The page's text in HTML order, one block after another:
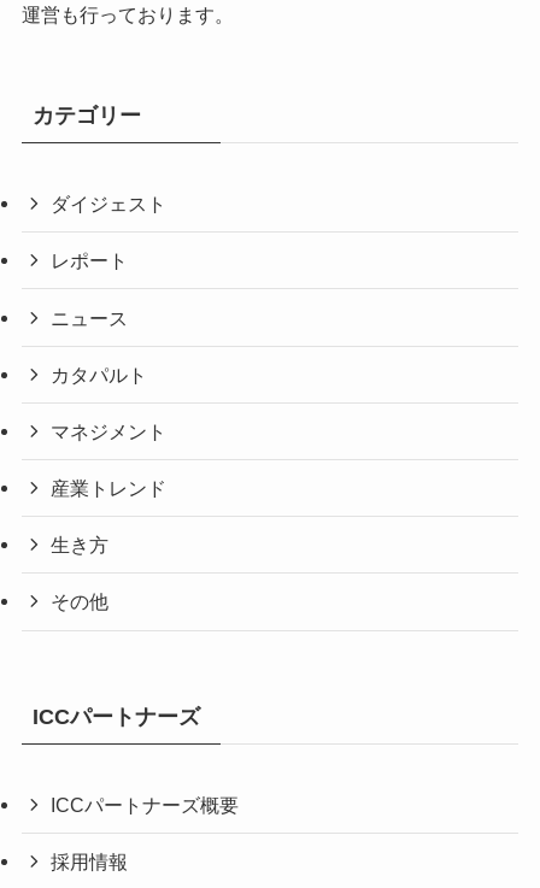
運営も行っております。
カテゴリー
ダイジェスト
レポート
ニュース
カタパルト
マネジメント
産業トレンド
生き方
その他
ICCパートナーズ
ICCパートナーズ概要
採用情報